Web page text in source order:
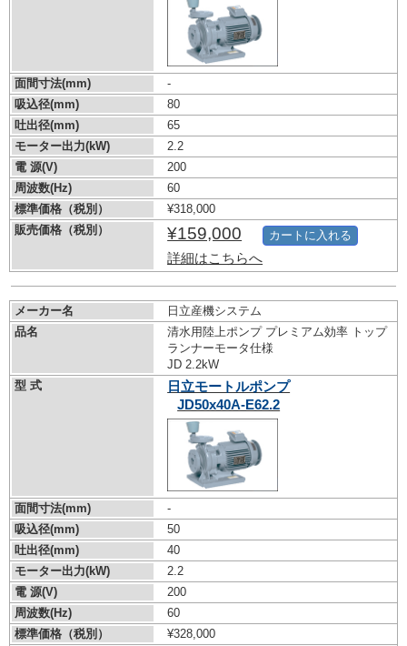
面間寸法(mm)
-
吸込径(mm)
80
吐出径(mm)
65
モーター出力(kW)
2.2
電 源(V)
200
周波数(Hz)
60
標準価格（税別）
¥318,000
販売価格（税別）
¥159,000
詳細はこちらへ
カートに入れる
メーカー名
日立産機システム
品名
清水用陸上ポンプ プレミアム効率 トップ
ランナーモータ仕様
JD 2.2kW
型 式
日立モートルポンプ
JD50x40A-E62.2
面間寸法(mm)
-
吸込径(mm)
50
吐出径(mm)
40
モーター出力(kW)
2.2
電 源(V)
200
周波数(Hz)
60
標準価格（税別）
¥328,000